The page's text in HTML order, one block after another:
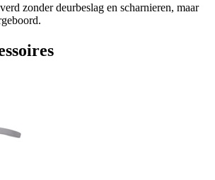
zonder deurbeslag en scharnieren, maar